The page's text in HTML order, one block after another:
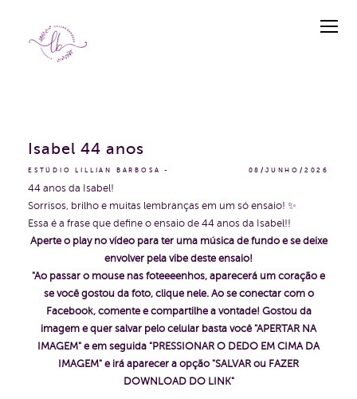
ESTÚDIO LILLIAN BARBOSA 08/JUNHO/2026
Isabel 44 anos
44 anos da Isabel!
Sorrisos, brilho e muitas lembranças em um só ensaio! ✨
Essa é a frase que define o ensaio de 44 anos da Isabel!!
Aperte o play no vídeo para ter uma música de fundo e se deixe
envolver pela vibe deste ensaio!
"Ao passar o mouse nas foteeeenhos, aparecerá um coração e
se você gostou da foto, clique nele. Ao se conectar com o
Facebook, comente e compartilhe a vontade! Gostou da
imagem e quer salvar pelo celular basta você "APERTAR NA
IMAGEM" e em seguida "PRESSIONAR O DEDO EM CIMA DA
IMAGEM" e irá aparecer a opção "SALVAR ou FAZER
DOWNLOAD DO LINK"